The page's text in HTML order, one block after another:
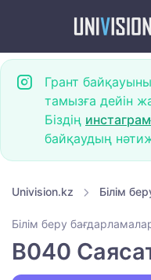
Грант
тамызға дейін
Біздің
байқаудың
Univision.kz Білім
Білім беру
B040